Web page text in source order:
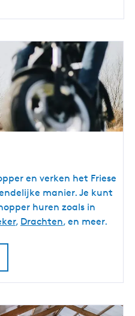
en verken het Friese
manier. Je kunt
huren zoals in
, Drachten, en meer.